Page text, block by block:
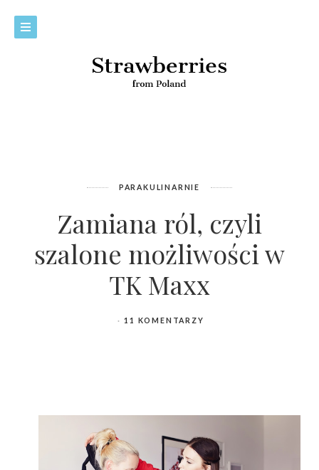
PARAKULINARNIE
Zamiana ról, czyli
szalone możliwości w
TK Maxx
11 KOMENTARZY